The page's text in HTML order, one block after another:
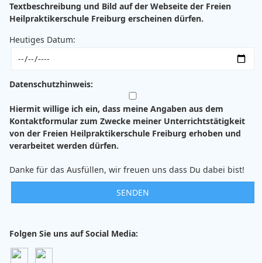
Textbeschreibung und Bild auf der Webseite der Freien
Heilpraktikerschule Freiburg erscheinen dürfen.
Heutiges Datum:
Datenschutzhinweis:
Hiermit willige ich ein, dass meine Angaben aus dem
Kontaktformular zum Zwecke meiner Unterrichtstätigkeit
von der Freien Heilpraktikerschule Freiburg erhoben und
verarbeitet werden dürfen.
Danke für das Ausfüllen, wir freuen uns dass Du dabei bist!
Folgen Sie uns auf Social Media: